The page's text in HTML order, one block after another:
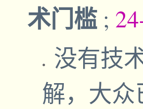
术门槛 ;
没有技
解，大